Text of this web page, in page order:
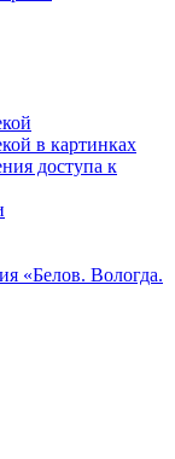
в картинках
доступа к
«Белов. Вологда.